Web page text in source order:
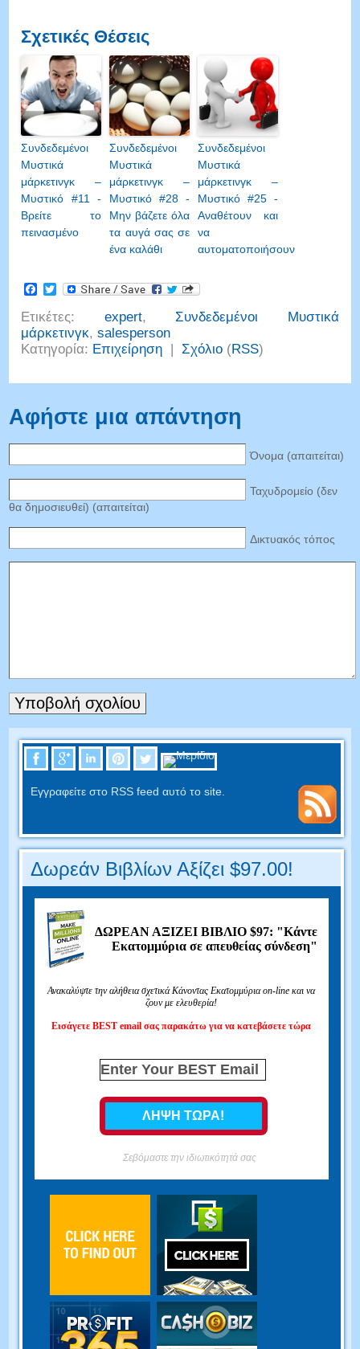
Σχετικές Θέσεις
Συνδεδεμένοι
Μυστικά
μάρκετινγκ –
Μυστικό #11 -
Βρείτε το
πεινασμένο
Συνδεδεμένοι
Μυστικά
μάρκετινγκ –
Μυστικό #28 -
Μην βάζετε όλα
τα αυγά σας σε
ένα καλάθι
Συνδεδεμένοι
Μυστικά
μάρκετινγκ –
Μυστικό #25 -
Αναθέτουν και
να
αυτοματοποιήσουν
Facebook
Twitter
Ετικέτες: expert,Συνδεδεμένοι Μυστικά
μάρκετινγκ,salesperson
Κατηγορία: Επιχείρηση |Σχόλιο (RSS)
Αφήστε μια απάντηση
Όνομα (απαιτείται)
Ταχυδρομείο (δεν
θα δημοσιευθεί) (απαιτείται)
Δικτυακός τόπος
Εγγραφείτε στο RSS feed αυτό το site.
Δωρεάν Βιβλίων Αξίζει $97.00!
ΔΩΡΕΑΝ ΑΞΙΖΕΙ ΒΙΒΛΙΟ $97: "Κάντε
Εκατομμύρια σε απευθείας σύνδεση"
Ανακαλύψτε την αλήθεια σχετικά Κάνοντας Εκατομμύρια on-line και να
ζουν με ελευθερία!
Εισάγετε BEST email σας παρακάτω για να κατεβάσετε τώρα
Σεβόμαστε την ιδιωτικότητά σας